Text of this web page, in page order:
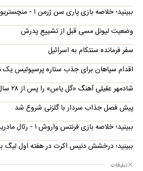
ببینید؛ خلاصه بازی پاری سن ژرمن ۱ - منچستریونایتد ۱ | دوستانه
وضعیت لیونل مسی قبل از تشییع پدرش
سفر فرمانده سنتکام به اسرائیل
اقدام سپاهان برای جذب ستاره پرسپولیس یک
شادمهر عقیلی آهنگ «گل یاس» را پس از ۲۸ سال بازخوانی کرد
پیش فصل جذاب سردار با گلزنی شروع شد
ببینید؛ خلاصه بازی فرنتس واروش ۱ - رئال مادرید ۲
ببینید؛ درخشش دنیس اکرت در هفته اول لیگ بلژیک با
تبلیغات